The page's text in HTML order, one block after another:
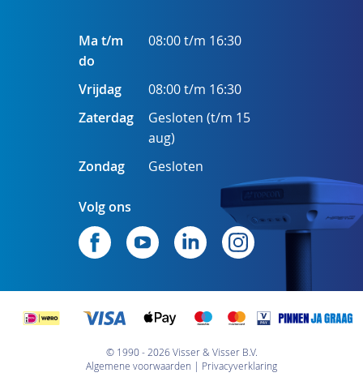
Ma t/m
do
08:00 t/m 16:30
Vrijdag
08:00 t/m 16:30
Zaterdag
Gesloten (t/m 15
aug)
Zondag
Gesloten
Volg ons
© 1990 - 2026 Visser & Visser B.V.
Algemene voorwaarden
Privacyverklaring